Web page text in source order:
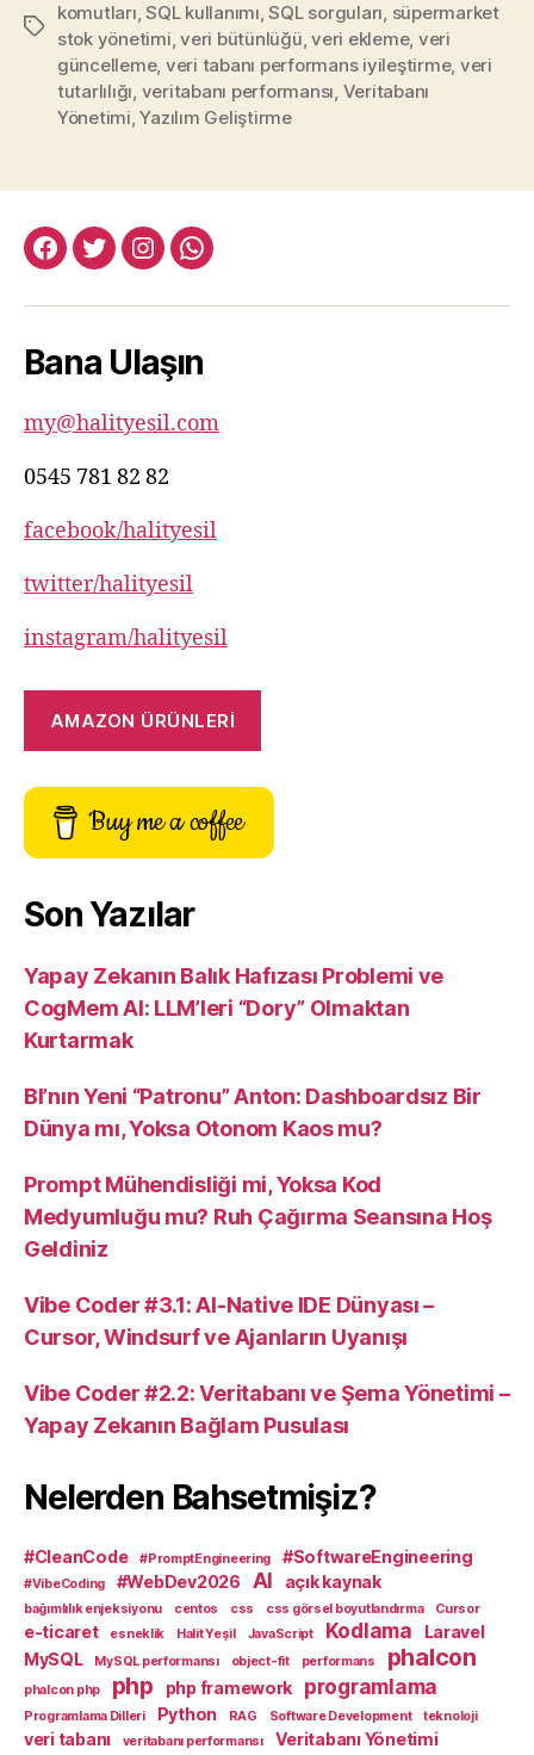
Etiketler
komutları,SQL kullanımı,SQL sorguları, süpermarket
stok yönetimi,veri bütünlüğü,veri ekleme, veri
güncelleme, veri tabanı performans iyileştirme, veri
tutarlılığı, veritabanı performansı, Veritabanı
Yönetimi,Yazılım Geliştirme
facebook:halityesil
twitter:halityesil
instagram:halityesil
whatsapp:0545
82
Bana Ulaşın
my@halityesil.com
0545 781 82 82
facebook/halityesil
twitter/halityesil
instagram/halityesil
AMAZON ÜRÜNLERİ
Buy me a coffee
Son Yazılar
Yapay Zekanın Balık Hafızası Problemi ve
CogMem AI: LLM’leri “Dory” Olmaktan
Kurtarmak
BI’nın Yeni “Patronu” Anton: Dashboardsız Bir
Dünya mı, Yoksa Otonom Kaos mu?
Prompt Mühendisliği mi, Yoksa Kod
Medyumluğu mu? Ruh Çağırma Seansına Hoş
Geldiniz
Vibe Coder #3.1: AI-Native IDE Dünyası –
Cursor, Windsurf ve Ajanların Uyanışı
Vibe Coder #2.2: Veritabanı ve Şema Yönetimi –
Yapay Zekanın Bağlam Pusulası
Nelerden Bahsetmişiz?
#CleanCode #PromptEngineering #SoftwareEngineering
#VibeCoding #WebDev2026 AI açık kaynak
bağımlılık enjeksiyonu centos css css görsel boyutlandırma Cursor
e-ticaret esneklik Halit Yeşil JavaScript Kodlama
Laravel
MySQL
MySQL performansı object-fit performans phalcon
phalcon php php php framework programlama
Programlama Dilleri Python RAG Software Development teknoloji
veri tabanı veritabanı performansı
Veritabanı Yönetimi